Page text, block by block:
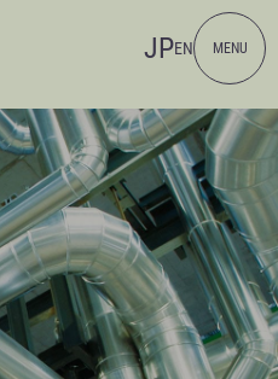
JPEN MENU